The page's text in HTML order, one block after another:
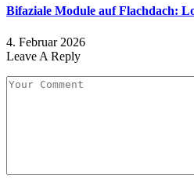
Bifaziale Module auf Flachdach:
4. Februar 2026
Leave A Reply